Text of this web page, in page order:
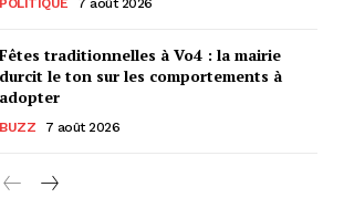
POLITIQUE 7 août 2026
Fêtes traditionnelles à Vo4 : la mairie
durcit le ton sur les comportements à
adopter
BUZZ 7 août 2026